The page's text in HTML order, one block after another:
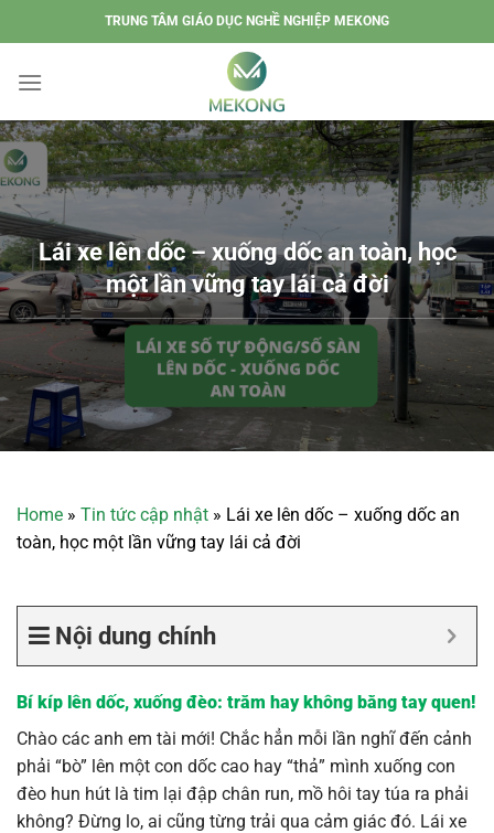
đến
dung
TRUNG TÂM GIÁO DỤC NGHỀ NGHIỆP MEKONG
Lái xe lên dốc – xuống dốc an toàn, học
một lần vững tay lái cả đời
Home » Tin tức cập nhật » Lái xe lên dốc – xuống dốc an
toàn, học một lần vững tay lái cả đời
Nội dung chính
Bí kíp lên dốc, xuống đèo: trăm hay không bằng tay quen!
Chào các anh em tài mới! Chắc hẳn mỗi lần nghĩ đến cảnh
phải “bò” lên một con dốc cao hay “thả” mình xuống con
đèo hun hút là tim lại đập chân run, mồ hôi tay túa ra phải
không? Đừng lo, ai cũng từng trải qua cảm giác đó. Lái xe